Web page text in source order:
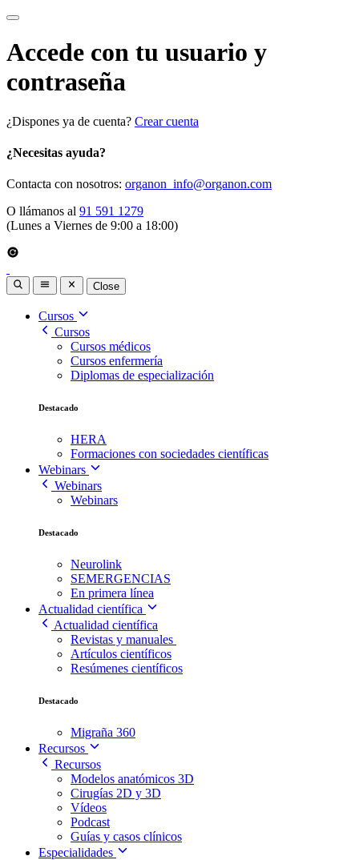
Accede con tu usuario y
contraseña
¿Dispones ya de cuenta? Crear cuenta
¿Necesitas ayuda?
Contacta con nosotros: organon_info@organon.com
O llámanos al 91 591 1279
(Lunes a Viernes de 9:00 a 18:00)
Close
Cursos
Cursos
Cursos médicos
Cursos enfermería
Diplomas de especialización
Destacado
HERA
Formaciones con sociedades científicas
Webinars
Webinars
Webinars
Destacado
Neurolink
SEMERGENCIAS
En primera línea
Actualidad científica
Actualidad científica
Revistas y manuales
Artículos científicos
Resúmenes científicos
Destacado
Migraña 360
Recursos
Recursos
Modelos anatómicos 3D
Cirugías 2D y 3D
Vídeos
Podcast
Guías y casos clínicos
Especialidades